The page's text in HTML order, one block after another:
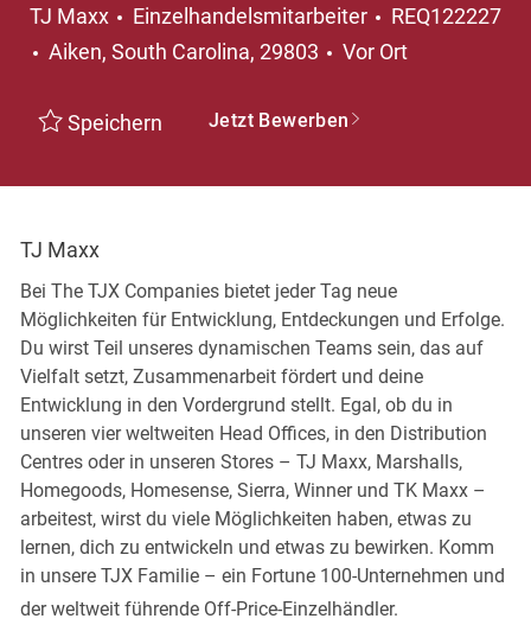
TJ Maxx Kategorie
Einzelhandelsmitarbeiter
REQ122227
Ort
Aiken, South Carolina, 29803 Vor Ort
Speichern Jetzt Bewerben
TJ Maxx
Bei The TJX Companies bietet jeder Tag neue
Möglichkeiten für Entwicklung, Entdeckungen und Erfolge.
Du wirst Teil unseres dynamischen Teams sein, das auf
Vielfalt setzt, Zusammenarbeit fördert und deine
Entwicklung in den Vordergrund stellt. Egal, ob du in
unseren vier weltweiten Head Offices, in den Distribution
Centres oder in unseren Stores – TJ Maxx, Marshalls,
Homegoods, Homesense, Sierra, Winner und TK Maxx –
arbeitest, wirst du viele Möglichkeiten haben, etwas zu
lernen, dich zu entwickeln und etwas zu bewirken. Komm
in unsere TJX Familie – ein Fortune 100-Unternehmen und
der weltweit führende Off-Price-Einzelhändler.